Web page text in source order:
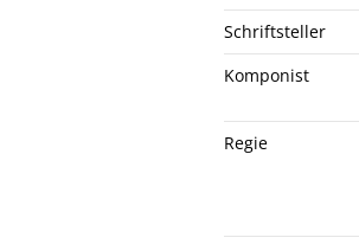
Schriftsteller
Komponist
Regie